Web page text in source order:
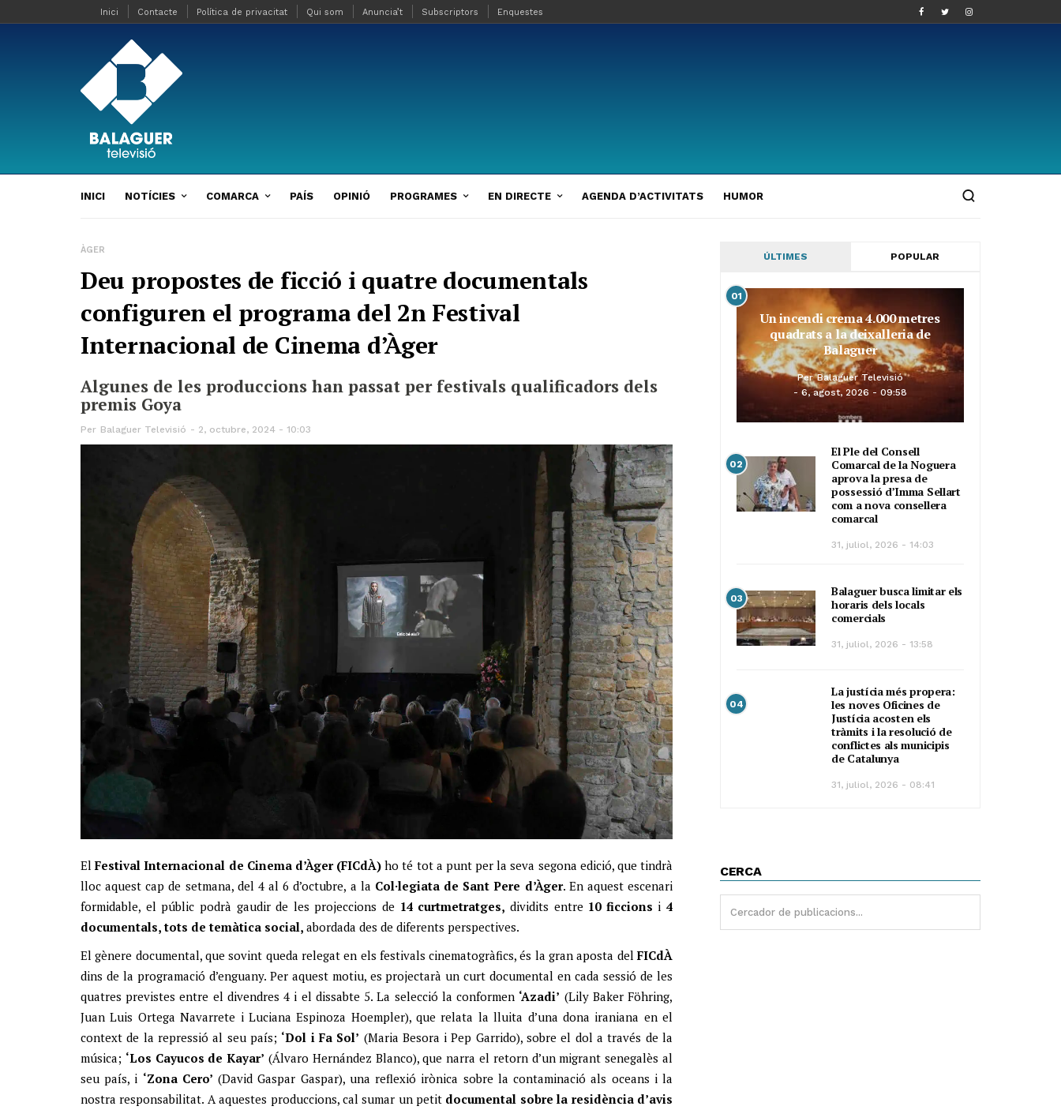
Inici Contacte Política de privacitat Qui som Anuncia’t Subscriptors Enquestes
INICI NOTÍCIES COMARCA PAÍS OPINIÓ PROGRAMES EN DIRECTE AGENDA D’ACTIVITATS HUMOR
ÀGER
Deu propostes de ficció i quatre documentals
configuren el programa del 2n Festival
Internacional de Cinema d’Àger
Algunes de les produccions han passat per festivals qualificadors dels
premis Goya
Per Balaguer Televisió 2, octubre, 2024 - 10:03
ElFestival Internacional de Cinema d’Àger (FICdÀ) ho té tot a punt per la seva segona edició, que tindrà
lloc aquest cap de setmana, del 4 al 6 d’octubre, a la Col·legiata de Sant Pere d’Àger. En aquest escenari
formidable, el públic podrà gaudir de les projeccions de 14 curtmetratges, dividits entre 10 ficcions i 4
documentals, tots de temàtica social, abordada des de diferents perspectives.
El gènere documental, que sovint queda relegat en els festivals cinematogràfics, és la gran aposta del FICdÀ
dins de la programació d’enguany. Per aquest motiu, es projectarà un curt documental en cada sessió de les
quatres previstes entre el divendres 4 i el dissabte 5. La selecció la conformen ‘Azadi’ (Lily Baker Föhring,
Juan Luis Ortega Navarrete i Luciana Espinoza Hoempler), que relata la lluita d’una dona iraniana en el
context de la repressió al seu país; ‘Dol i Fa Sol’ (Maria Besora i Pep Garrido), sobre el dol a través de la
música; ‘Los Cayucos de Kayar’ (Álvaro Hernández Blanco), que narra el retorn d’un migrant senegalès al
seu país, i ‘Zona Cero’ (David Gaspar Gaspar), una reflexió irònica sobre la contaminació als oceans i la
nostra responsabilitat. A aquestes produccions, cal sumar un petit documental sobre la residència d’avis
ÚLTIMES POPULAR
01
Un incendi crema 4.000 metres
quadrats a la deixalleria de
Balaguer
Per Balaguer Televisió
6, agost, 2026 - 09:58
02
El Ple del Consell
Comarcal de la Noguera
aprova la presa de
possessió d’Imma Sellart
com a nova consellera
comarcal
31, juliol, 2026 - 14:03
03
Balaguer busca limitar els
horaris dels locals
comercials
31, juliol, 2026 - 13:58
04
La justícia més propera:
les noves Oficines de
Justícia acosten els
tràmits i la resolució de
conflictes als municipis
de Catalunya
31, juliol, 2026 - 08:41
CERCA